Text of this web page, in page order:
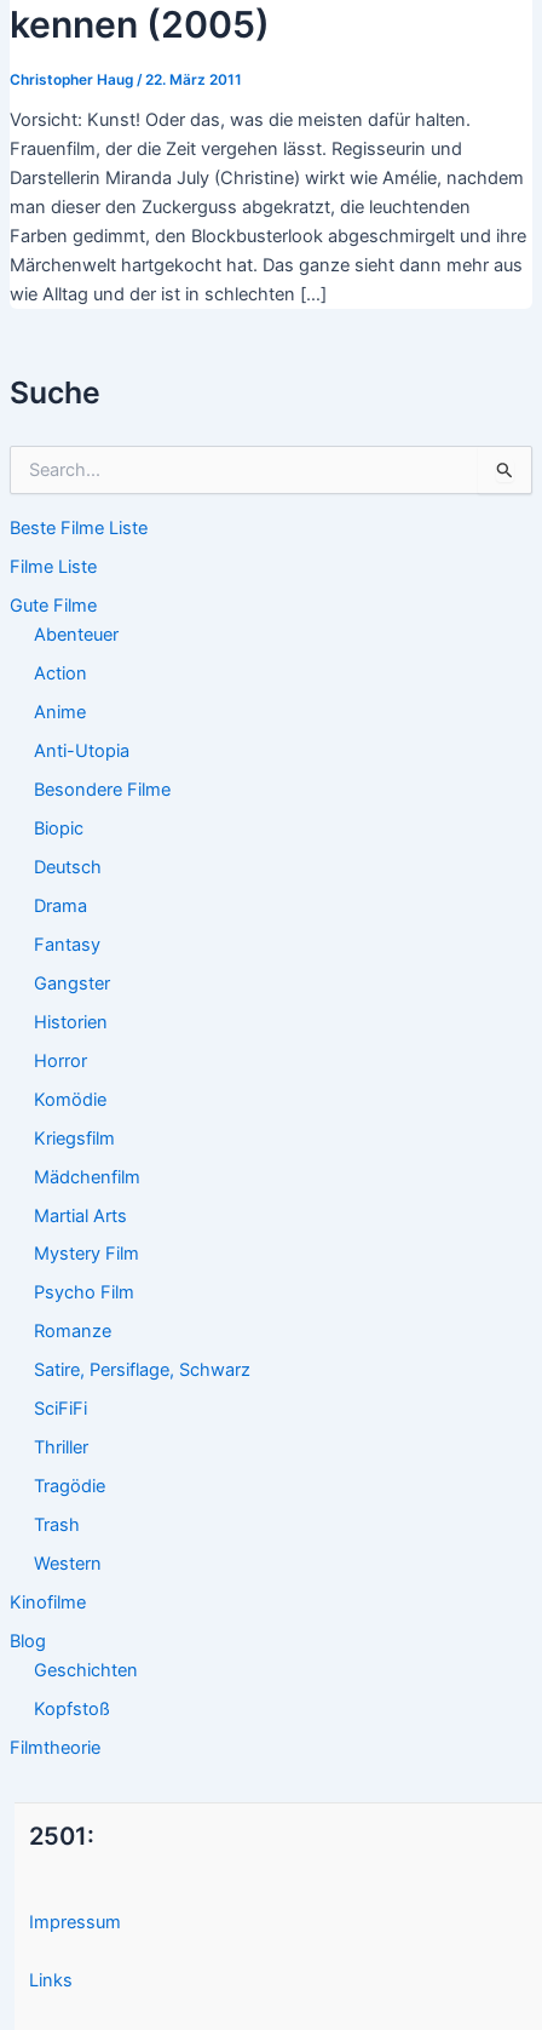
Suche
h
n
n
Beste Filme Liste
Filme Liste
Gute Filme
Abenteuer
Action
Anime
Anti-Utopia
Besondere Filme
Biopic
Deutsch
Drama
Fantasy
Gangster
Historien
Horror
Komödie
Kriegsfilm
Mädchenfilm
Martial Arts
Mystery Film
Psycho Film
Romanze
Satire, Persiflage, Schwarz
SciFiFi
Thriller
Tragödie
Trash
Western
Kinofilme
Blog
Geschichten
Kopfstoß
Filmtheorie
kennen (2005)
Christopher Haug /22. März 2011
Vorsicht: Kunst! Oder das, was die meisten dafür halten.
Frauenfilm, der die Zeit vergehen lässt. Regisseurin und
Darstellerin Miranda July (Christine) wirkt wie Amélie, nachdem
man dieser den Zuckerguss abgekratzt, die leuchtenden
Farben gedimmt, den Blockbusterlook abgeschmirgelt und ihre
Märchenwelt hartgekocht hat. Das ganze sieht dann mehr aus
wie Alltag und der ist in schlechten […]
2501:
Impressum
Links